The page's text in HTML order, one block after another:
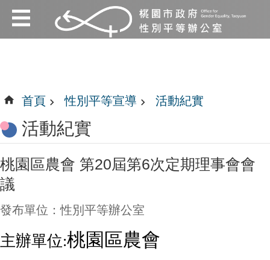
跳到主要內容區塊
:::
:::
首頁 性別平等宣導 活動紀實
活動紀實
桃園區農會 第20屆第6次定期理事會會
議
發布單位：性別平等辦公室
主辦單位:桃園區農會